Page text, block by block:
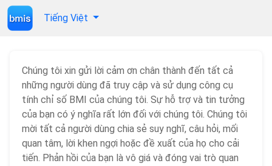
Tiếng Việt
Chúng tôi xin gửi lời cảm ơn chân thành đến tất cả
những người dùng đã truy cập và sử dụng công cụ
tính chỉ số BMI của chúng tôi. Sự hỗ trợ và tin tưởng
của bạn có ý nghĩa rất lớn đối với chúng tôi. Chúng tôi
mời tất cả người dùng chia sẻ suy nghĩ, câu hỏi, mối
quan tâm, lời khen ngợi hoặc đề xuất của họ cho cải
tiến. Phản hồi của bạn là vô giá và đóng vai trò quan